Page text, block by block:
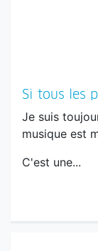
Si tous les
Je suis
musique est
C'est une...